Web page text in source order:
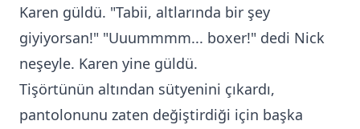
Karen güldü. "Tabii, altlarında bir şey
giyiyorsan!" "Uuummmm... boxer!" dedi Nick
neşeyle. Karen yine güldü.
Tişörtünün altından sütyenini çıkardı,
pantolonunu zaten değiştirdiği için başka